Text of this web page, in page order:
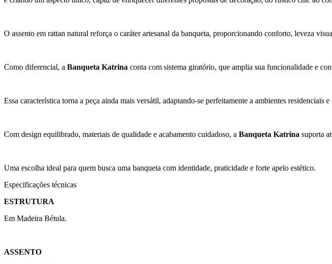
O assento em rattan natural reforça o caráter artesanal da banqueta, proporcionando conforto, leveza
Como diferencial, a Banqueta Katrina conta com sistema giratório, que amplia sua funcionalidade e
Essa característica torna a peça ainda mais versátil, adaptando-se perfeitamente a ambientes residenciais e
Com design equilibrado, materiais de qualidade e acabamento cuidadoso, a Banqueta Katrina suporta
Uma escolha ideal para quem busca uma banqueta com identidade, praticidade e forte apelo estético.
Especificações técnicas
ESTRUTURA
Em Madeira Bétula.
ASSENTO